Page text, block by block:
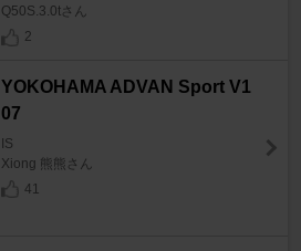
Q50S.3.0tさん
2
YOKOHAMA ADVAN Sport V1
07
IS
Xiong 熊熊さん
41